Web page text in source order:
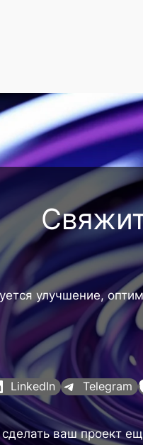
улучшение,
LinkedIn Telegram
ваш проект